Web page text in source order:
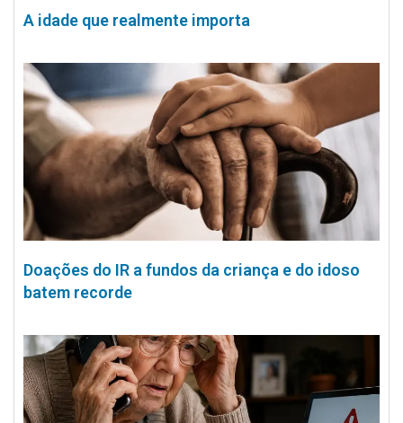
A idade que realmente importa
Doações do IR a fundos da criança e do idoso
batem recorde